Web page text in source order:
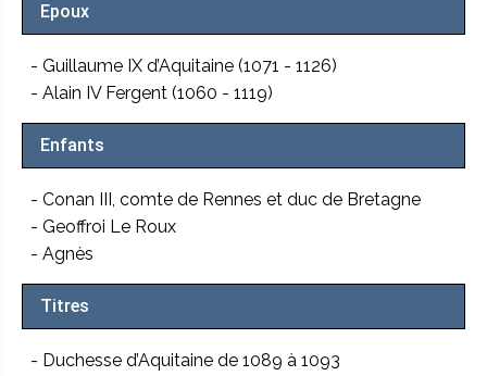
Epoux
- Guillaume IX d’Aquitaine (1071 - 1126)
- Alain IV Fergent (1060 - 1119)
Enfants
- Conan III, comte de Rennes et duc de Bretagne
- Geoffroi Le Roux
- Agnès
Titres
- Duchesse d’Aquitaine de 1089 à 1093